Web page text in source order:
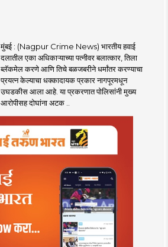
मुंबई : (Nagpur Crime News) भारतीय हवाई
दलातील एका अधिकाऱ्याच्या पत्नीवर बलात्कार, तिला
ब्लॅकमेल करणे आणि तिचे बळजबरीने धर्मांतर करण्याचा
प्रयत्न केल्याचा धक्कादायक प्रकार नागपूरमधून
उघडकीस आला आहे. या प्रकरणात पोलिसांनी मुख्य
आरोपीसह दोघांना अटक ..